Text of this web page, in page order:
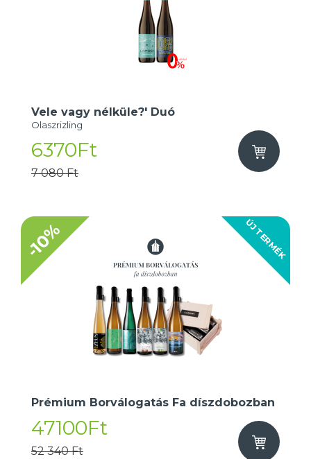
Vele vagy nélküle?' Duó
Olaszrizling
6370Ft
7 080 Ft
ÚJ TERMÉK
-10%
Prémium Borválogatás Fa díszdobozban
47100Ft
52 340 Ft